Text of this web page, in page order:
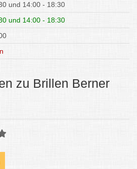
14:00 - 18:30
14:00 - 18:30
zu Brillen Berner